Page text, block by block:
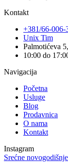
Kontakt
+381/66-006-
Unix Tim
Palmotićeva
10:00 do
Navigacija
Početna
Usluge
Blog
Prodavnica
O nama
Kontakt
Instagram
Srećne